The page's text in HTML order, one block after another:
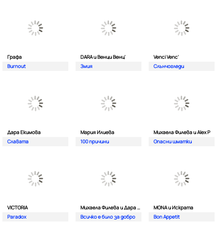
Графа
Burnout
DARA и Венци Венц'
Змия
Venci Venc'
Слънчогледи
Дара Екимова
Славата
Мария Илиева
100 причини
Михаела Филева и Alex P
Опасни шматки
VICTORIA
Paradox
Михаела Филева и Дара Екимова
Всичко е било за добро
MONA и Искрата
Bon Appetit